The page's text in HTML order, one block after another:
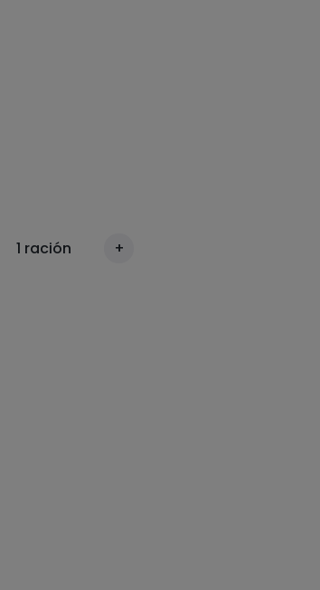
1 ración +